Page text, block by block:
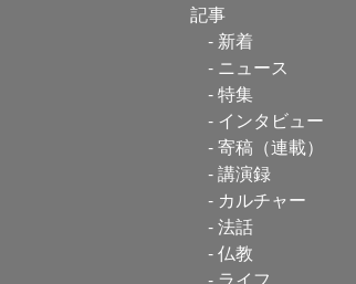
記事
新着
ニュース
特集
インタビュー
寄稿（連載）
講演録
カルチャー
法話
仏教